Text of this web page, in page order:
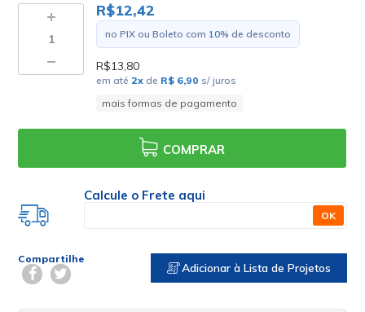
R$12,42
no PIX ou Boleto com 10% de desconto
R$13,80
em até 2x de R$ 6,90 s/ juros
mais formas de pagamento
COMPRAR
Calcule o Frete aqui
OK
Compartilhe
Adicionar à Lista de Projetos